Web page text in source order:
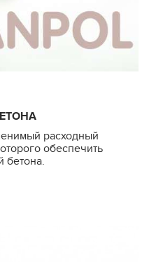
расходный
обеспечить
бетона.